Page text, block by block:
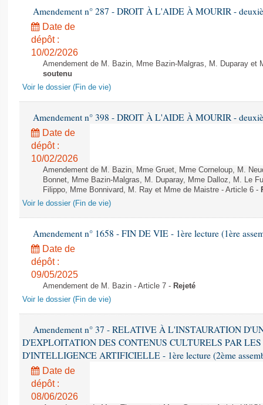
Amendement n° 287 - DROIT À L'AIDE À MOURIR -
Date de
dépôt :
10/02/2026
Amendement de M. Bazin, Mme Bazin-Malgras, M. Duparay et
soutenu
Voir le dossier (Fin de vie)
Amendement n° 398 - DROIT À L'AIDE À MOURIR -
Date de
dépôt :
10/02/2026
Amendement de M. Bazin, Mme Gruet, Mme Corneloup, M.
Bonnet, Mme Bazin-Malgras, M. Duparay, Mme Dalloz, M. Le
Filippo, Mme Bonnivard, M. Ray et Mme de Maistre - Article 6 -
Voir le dossier (Fin de vie)
Amendement n° 1658 - FIN DE VIE - 1ère lecture (1ère
Date de
dépôt :
09/05/2025
Amendement de M. Bazin - Article 7 - Rejeté
Voir le dossier (Fin de vie)
Amendement n° 37 - RELATIVE À L'INSTAURATION
D'EXPLOITATION DES CONTENUS CULTURELS PAR LES
D'INTELLIGENCE ARTIFICIELLE - 1ère lecture (2ème
Date de
dépôt :
08/06/2026